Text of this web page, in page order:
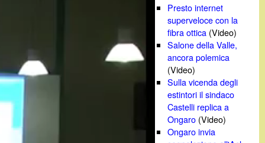
Presto internet
superveloce con la
fibra ottica (Video)
Salone della Valle,
ancora polemica
(Video)
Sulla vicenda degli
estintori il sindaco
Castelli replica a
Ongaro (Video)
Ongaro invia